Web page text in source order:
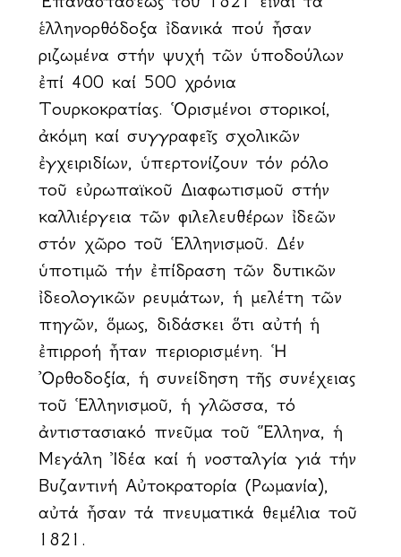
ἑλληνορθόδοξα ἰδανικά πού ἦσαν
ριζωμένα στήν ψυχή τῶν ὑποδούλων
ἐπί 400 καί 500 χρόνια
Τουρκοκρατίας. Ὁρισμένοι ἱστορικοί,
ἀκόμη καί συγγραφεῖς σχολικῶν
ἐγχειριδίων, ὑπερτονίζουν τόν ρόλο
τοῦ εὐρωπαϊκοῦ Διαφωτισμοῦ στήν
καλλιέργεια τῶν φιλελευθέρων ἰδεῶν
στόν χῶρο τοῦ Ἑλληνισμοῦ. Δέν
ὑποτιμῶ τήν ἐπίδραση τῶν δυτικῶν
ἰδεολογικῶν ρευμάτων, ἡ μελέτη τῶν
πηγῶν, ὅμως, διδάσκει ὅτι αὐτή ἡ
ἐπιρροή ἦταν περιορισμένη. Ἡ
Ὀρθοδοξία, ἡ συνείδηση τῆς συνέχειας
τοῦ Ἑλληνισμοῦ, ἡ γλῶσσα, τό
ἀντιστασιακό πνεῦμα τοῦ Ἕλληνα, ἡ
Μεγάλη Ἰδέα καί ἡ νοσταλγία γιά τήν
Βυζαντινή Αὐτοκρατορία (Ρωμανία),
αὐτά ἦσαν τά πνευματικά θεμέλια τοῦ
1821.